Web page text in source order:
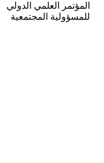
المؤتمر العلمي الدولي
للمسؤولية المجتمعية